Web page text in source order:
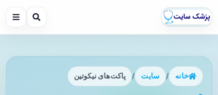
خانه / سایت / پاکت‌های نیکوتین